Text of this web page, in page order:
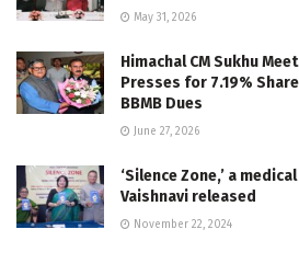
May 31, 2026
Himachal CM Sukhu
Presses for 7.19%
BBMB Dues
June 27, 2026
‘Silence Zone,’ a
Vaishnavi released
November 22, 2024